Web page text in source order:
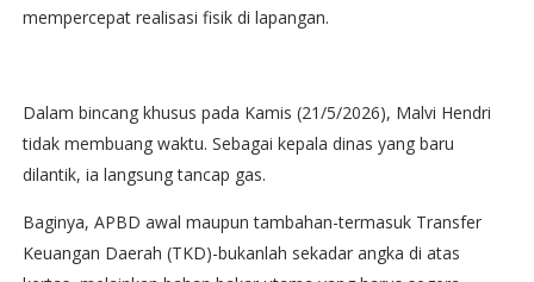
mempercepat realisasi fisik di lapangan.
Dalam bincang khusus pada Kamis (21/5/2026), Malvi Hendri
tidak membuang waktu. Sebagai kepala dinas yang baru
dilantik, ia langsung tancap gas.
Baginya, APBD awal maupun tambahan-termasuk Transfer
Keuangan Daerah (TKD)-bukanlah sekadar angka di atas